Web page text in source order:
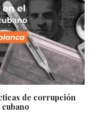
de corrupción